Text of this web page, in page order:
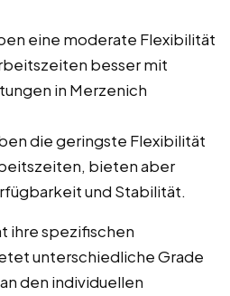
eine moderate Flexibilität
besser mit
in Merzenich
die geringste Flexibilität
bieten aber
und Stabilität.
ihre spezifischen
unterschiedliche Grade
den individuellen